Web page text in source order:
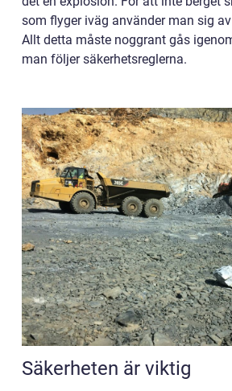
som flyger iväg använder man sig
Allt detta måste noggrant gås
man följer säkerhetsreglerna.
Säkerheten är viktig